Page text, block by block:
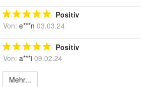
Positiv
Von: e***n 03.03.24
Positiv
Von: a***i 09.02.24
Mehr...